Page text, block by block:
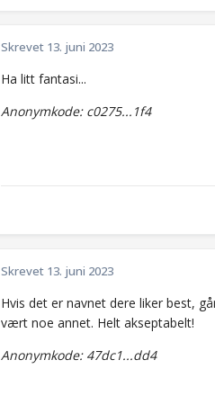
Skrevet 13. juni 2023
Ha litt fantasi...
Anonymkode: c0275...1f4
Skrevet 13. juni 2023
Hvis det er navnet dere liker best,
vært noe annet. Helt akseptabelt!
Anonymkode: 47dc1...dd4